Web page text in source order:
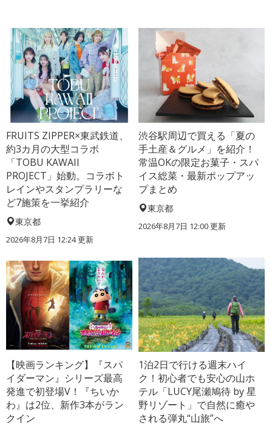
FRUITS ZIPPER×東武鉄道、
約3カ月の大型コラボ
「TOBU KAWAII
PROJECT」始動。コラボト
レインやスタンプラリーな
ど7施策を一挙紹介
東京都
2026年8月7日 12:24更新
渋谷駅周辺で買える「夏の
手土産＆グルメ」を紹介！
常温OKの限定お菓子・スパ
イス総菜・最新ポップアッ
プまとめ
東京都
2026年8月7日 12:00更新
【映画ランキング】『スパ
イダーマン』シリーズ最高
発進で初登場V！『ちいか
わ』は2位、新作3本がラン
クイン
1泊2日で行ける週末ハイ
ク！初心者でも安心の山ホ
テル「LUCY尾瀬鳩待 by 星
野リゾート」で自然に癒や
される弾丸“山旅”へ